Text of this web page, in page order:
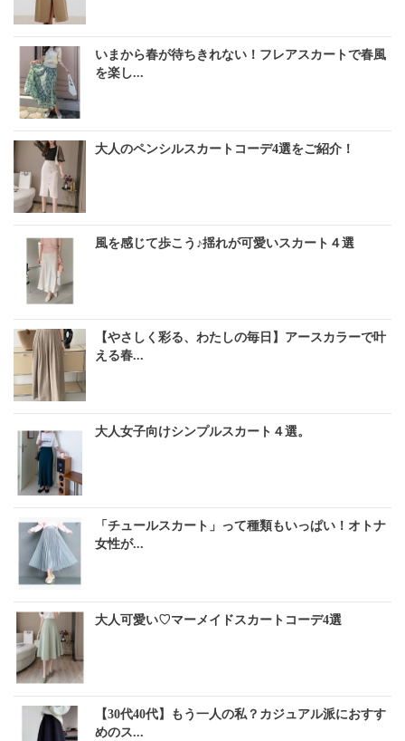
いまから春が待ちきれない！フレアスカートで春風
を楽し...
大人のペンシルスカートコーデ4選をご紹介！
風を感じて歩こう♪揺れが可愛いスカート４選
【やさしく彩る、わたしの毎日】アースカラーで叶
える春...
大人女子向けシンプルスカート４選。
「チュールスカート」って種類もいっぱい！オトナ
女性が...
大人可愛い♡マーメイドスカートコーデ4選
【30代40代】もう一人の私？カジュアル派におすす
めのス...